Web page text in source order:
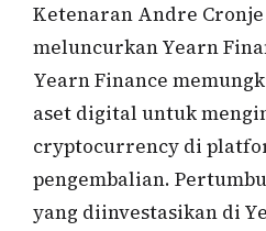
Ketenaran Andre
meluncurkan Yearn
Yearn Finance
aset digital untuk
cryptocurrency di
pengembalian.
yang diinvestasikan di